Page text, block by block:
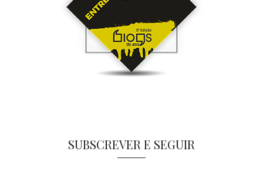
SUBSCREVER E SEGUIR